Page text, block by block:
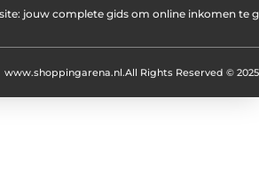
jouw complete gids om online inkomen te
All Rights Reserved © 2025
www.shoppingarena.nl.